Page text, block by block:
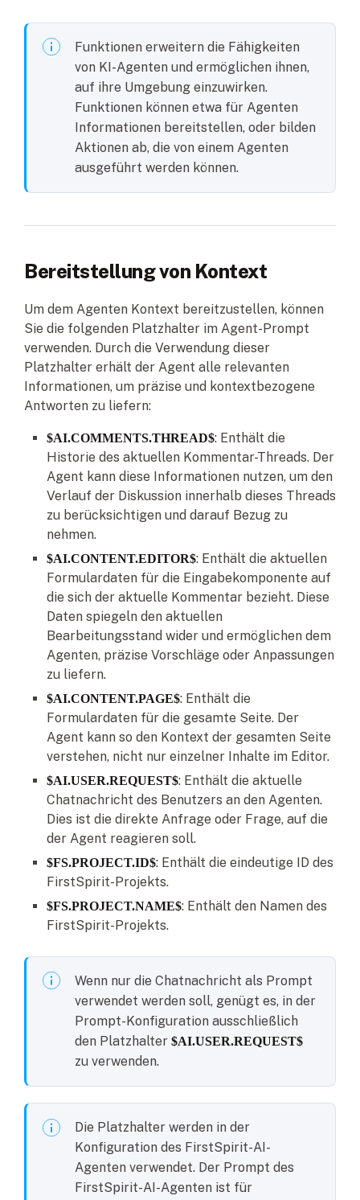
Funktionen erweitern die Fähigkeiten
von KI-Agenten und ermöglichen ihnen,
auf ihre Umgebung einzuwirken.
Funktionen können etwa für Agenten
Informationen bereitstellen, oder bilden
Aktionen ab, die von einem Agenten
ausgeführt werden können.
Bereitstellung von Kontext
Um dem Agenten Kontext bereitzustellen, können
Sie die folgenden Platzhalter im Agent-Prompt
verwenden. Durch die Verwendung dieser
Platzhalter erhält der Agent alle relevanten
Informationen, um präzise und kontextbezogene
Antworten zu liefern:
$AI.COMMENTS.THREAD$: Enthält die
Historie des aktuellen Kommentar-Threads. Der
Agent kann diese Informationen nutzen, um den
Verlauf der Diskussion innerhalb dieses Threads
zu berücksichtigen und darauf Bezug zu
nehmen.
$AI.CONTENT.EDITOR$: Enthält die aktuellen
Formulardaten für die Eingabekomponente auf
die sich der aktuelle Kommentar bezieht. Diese
Daten spiegeln den aktuellen
Bearbeitungsstand wider und ermöglichen dem
Agenten, präzise Vorschläge oder Anpassungen
zu liefern.
$AI.CONTENT.PAGE$: Enthält die
Formulardaten für die gesamte Seite. Der
Agent kann so den Kontext der gesamten Seite
verstehen, nicht nur einzelner Inhalte im Editor.
$AI.USER.REQUEST$: Enthält die aktuelle
Chatnachricht des Benutzers an den Agenten.
Dies ist die direkte Anfrage oder Frage, auf die
der Agent reagieren soll.
$FS.PROJECT.ID$: Enthält die eindeutige ID des
FirstSpirit-Projekts.
$FS.PROJECT.NAME$: Enthält den Namen des
FirstSpirit-Projekts.
Wenn nur die Chatnachricht als Prompt
verwendet werden soll, genügt es, in der
Prompt-Konfiguration ausschließlich
den Platzhalter $AI.USER.REQUEST$
zu verwenden.
Die Platzhalter werden in der
Konfiguration des FirstSpirit-AI-
Agenten verwendet. Der Prompt des
FirstSpirit-AI-Agenten ist für